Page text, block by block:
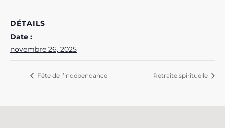
DÉTAILS
Date :
novembre 26, 2025
Fête de l’indépendance Retraite spirituelle